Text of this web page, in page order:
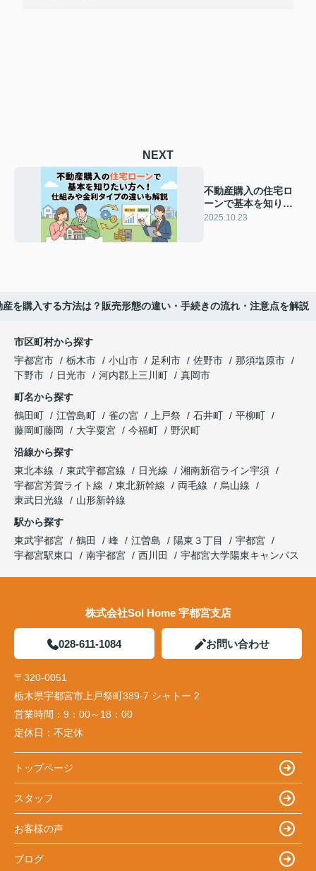
NEXT
不動産購入の住宅ロ
ーンで基本を知りた
い方へ！仕組みや金
2025.10.23
産を購入する方法は？販売形態の違い・手続きの流れ・注意点を解説
市区町村から探す
宇都宮市
栃木市 小山市 足利市 佐野市
那須塩原市
下野市
日光市 河内郡上三川町
真岡市
町名から探す
鶴田町
江曽島町 雀の宮 上戸祭 石井町
平柳町
藤岡町藤岡
大字粟宮 今福町
野沢町
沿線から探す
東北本線
東武宇都宮線 日光線
湘南新宿ライン宇須
宇都宮芳賀ライト線
東北新幹線 両毛線
烏山線
東武日光線
山形新幹線
駅から探す
東武宇都宮
鶴田 峰 江曽島 陽東３丁目
宇都宮
宇都宮駅東口
南宇都宮 西川田 宇都宮大学陽東キャンパス
株式会社Sol Home 宇都宮支店
028-611-1084 お問い合わせ
〒320-0051
栃木県宇都宮市上戸祭町389-7 シャトー 2
営業時間： 9：00～18：00
定休日： 不定休
トップページ
スタッフ
お客様の声
ブログ